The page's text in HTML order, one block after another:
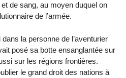
de sang, au moyen duquel on
de l’armée.
la personne de l’aventurier
posé sa botte ensanglantée sur
sur les régions frontières.
le grand droit des nations à